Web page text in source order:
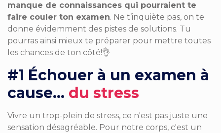
manque de connaissances qui pourraient te
faire couler ton examen. Ne t’inquiète pas, on te
donne évidemment des pistes de solutions. Tu
pourras ainsi mieux te préparer pour mettre toutes
les chances de ton côté!👌
#1 Échouer à un examen à
cause... du stress
Vivre un trop-plein de stress, ce n'est pas juste une
sensation désagréable. Pour notre corps, c'est un